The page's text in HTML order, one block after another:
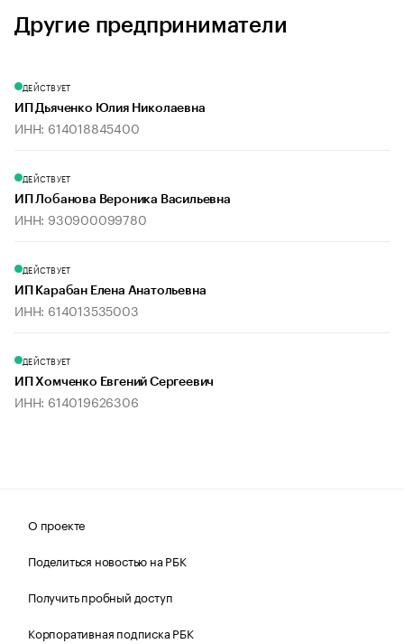
Другие предприниматели
ДЕЙСТВУЕТ
ИП Дьяченко Юлия Николаевна
ИНН: 614018845400
ДЕЙСТВУЕТ
ИП Лобанова Вероника Васильевна
ИНН: 930900099780
ДЕЙСТВУЕТ
ИП Карабан Елена Анатольевна
ИНН: 614013535003
ДЕЙСТВУЕТ
ИП Хомченко Евгений Сергеевич
ИНН: 614019626306
О проекте
Поделиться новостью на РБК
Получить пробный доступ
Корпоративная подписка РБК